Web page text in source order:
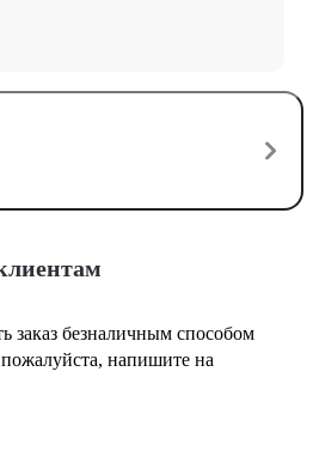
заказ безналичным способом
напишите на